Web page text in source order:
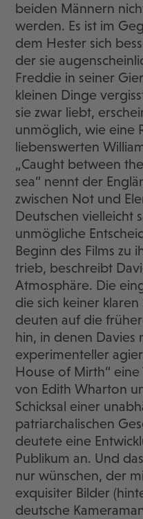
beiden Männern
werden. Es ist im
dem Hester sich
der sie
Freddie in seiner
kleinen Dinge
sie zwar liebt,
unmöglich, wie eine
liebenswerten
„Caught between
sea“ nennt der
zwischen Not und
Deutschen vielleicht
unmögliche
Beginn des Films zu
trieb, beschreibt
Atmosphäre. Die
die sich keiner
deuten auf die
hin, in denen Davies
experimenteller
House of Mirth“
von Edith Wharton
Schicksal einer
patriarchalischen
deutete eine
Publikum an. Und
nur wünschen, der
exquisiter Bilder
deutsche